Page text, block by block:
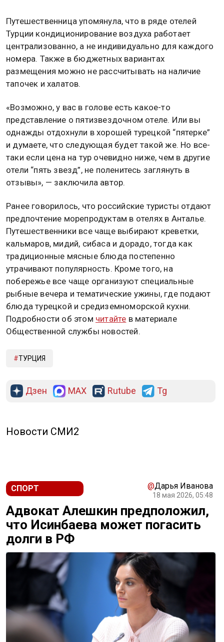
Путешественница упомянула, что в ряде отелей
Турции кондиционирование воздуха работает
централизованно, а не индивидуально для каждого
номера. Также в бюджетных вариантах
размещения можно не рассчитывать на наличие
тапочек и халатов.
«Возможно, у вас в голове есть какое-то
представление о пятизвездочном отеле. Или вы
однажды отдохнули в хорошей турецкой “пятерке”
и думаете, что следующая будет такой же. Но все-
таки если цена на тур очевидно ниже, чем в другие
отели “пять звезд”, не поленитесь заглянуть в
отзывы», — заключила автор.
Ранее говорилось, что российские туристы отдают
предпочтение морепродуктам в отелях в Анталье.
Путешественники все чаще выбирают креветки,
кальмаров, мидий, сибаса и дорадо, тогда как
традиционные мясные блюда постепенно
утрачивают популярность. Кроме того, на
побережье все чаще организуют специальные
рыбные вечера и тематические ужины, где подают
блюда турецкой и средиземноморской кухни.
Подробности об этом читайте в материале
Общественной службы новостей.
ТУРЦИЯ
Дзен MAX Rutube Tg
Новости СМИ2
СПОРТ @Дарья Иванова
18 мая 2026, 05:48
Адвокат Алешкин предположил,
что Исинбаева может погасить
долги в РФ